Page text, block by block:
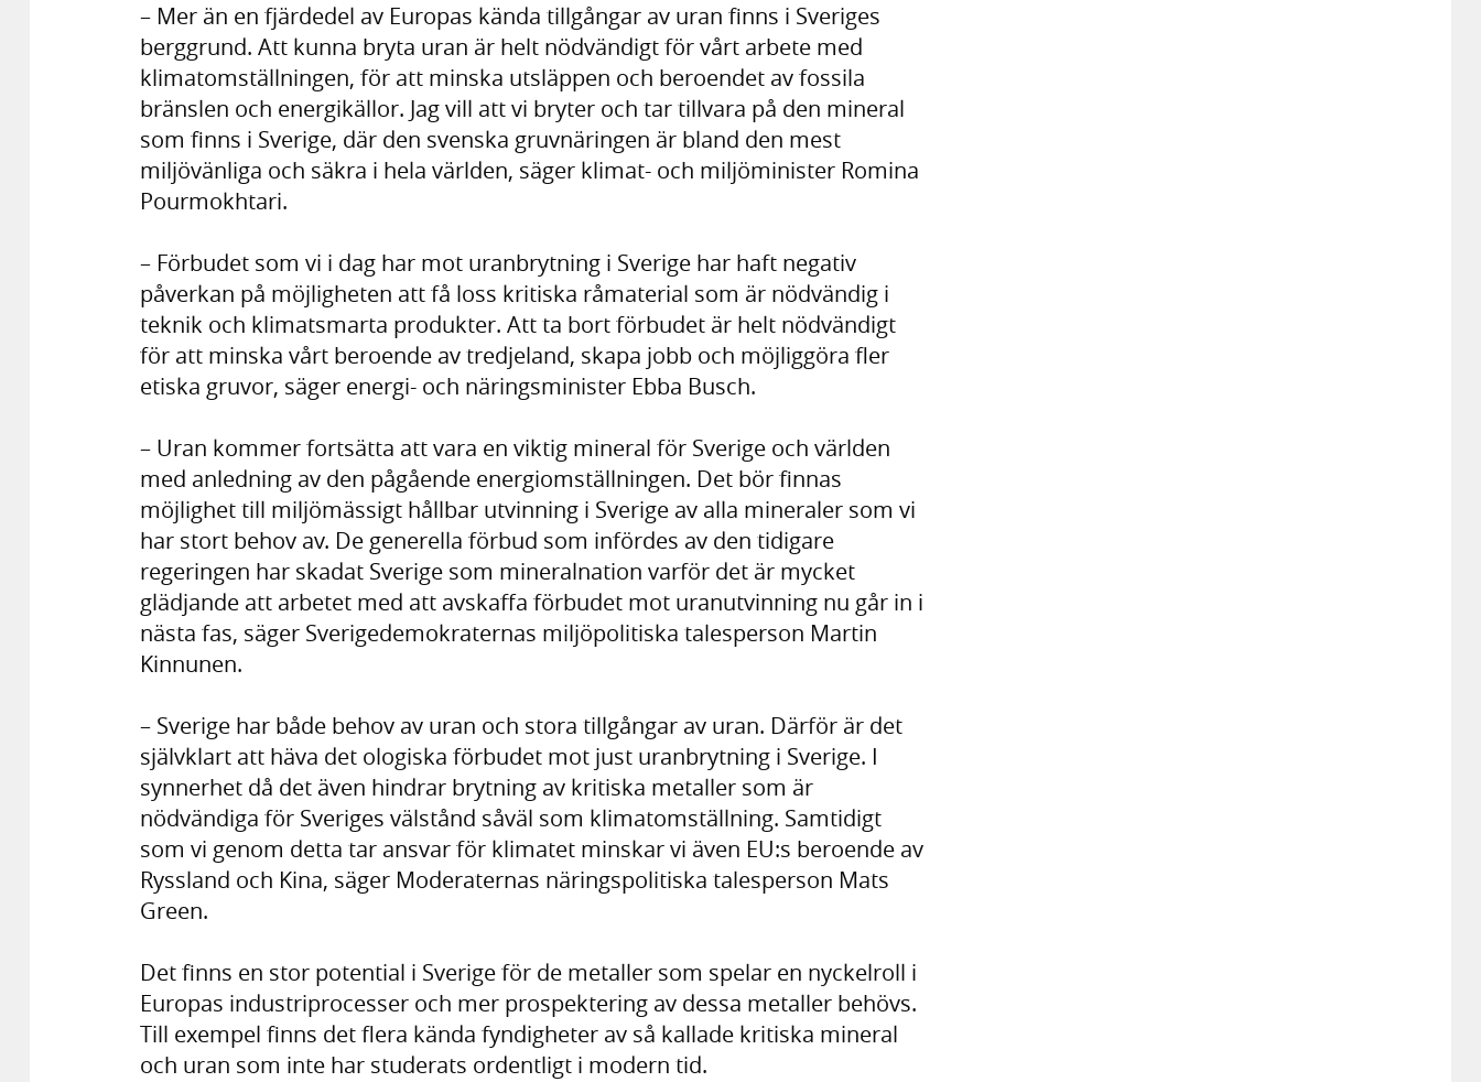
– Mer än en fjärdedel av Europas kända tillgångar av uran finns i Sveriges
berggrund. Att kunna bryta uran är helt nödvändigt för vårt arbete med
klimatomställningen, för att minska utsläppen och beroendet av fossila
bränslen och energikällor. Jag vill att vi bryter och tar tillvara på den mineral
som finns i Sverige, där den svenska gruvnäringen är bland den mest
miljövänliga och säkra i hela världen, säger klimat- och miljöminister Romina
Pourmokhtari.
– Förbudet som vi i dag har mot uranbrytning i Sverige har haft negativ
påverkan på möjligheten att få loss kritiska råmaterial som är nödvändig i
teknik och klimatsmarta produkter. Att ta bort förbudet är helt nödvändigt
för att minska vårt beroende av tredjeland, skapa jobb och möjliggöra fler
etiska gruvor, säger energi- och näringsminister Ebba Busch.
– Uran kommer fortsätta att vara en viktig mineral för Sverige och världen
med anledning av den pågående energiomställningen. Det bör finnas
möjlighet till miljömässigt hållbar utvinning i Sverige av alla mineraler som vi
har stort behov av. De generella förbud som infördes av den tidigare
regeringen har skadat Sverige som mineralnation varför det är mycket
glädjande att arbetet med att avskaffa förbudet mot uranutvinning nu går in i
nästa fas, säger Sverigedemokraternas miljöpolitiska talesperson Martin
Kinnunen.
– Sverige har både behov av uran och stora tillgångar av uran. Därför är det
självklart att häva det ologiska förbudet mot just uranbrytning i Sverige. I
synnerhet då det även hindrar brytning av kritiska metaller som är
nödvändiga för Sveriges välstånd såväl som klimatomställning. Samtidigt
som vi genom detta tar ansvar för klimatet minskar vi även EU:s beroende av
Ryssland och Kina, säger Moderaternas näringspolitiska talesperson Mats
Green.
Det finns en stor potential i Sverige för de metaller som spelar en nyckelroll i
Europas industriprocesser och mer prospektering av dessa metaller behövs.
Till exempel finns det flera kända fyndigheter av så kallade kritiska mineral
och uran som inte har studerats ordentligt i modern tid.